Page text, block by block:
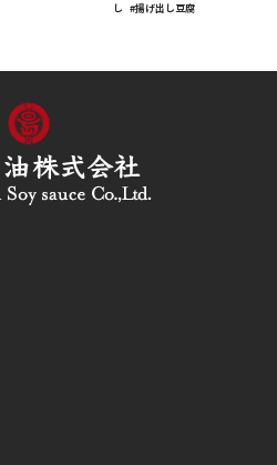
し #揚げ出し豆腐